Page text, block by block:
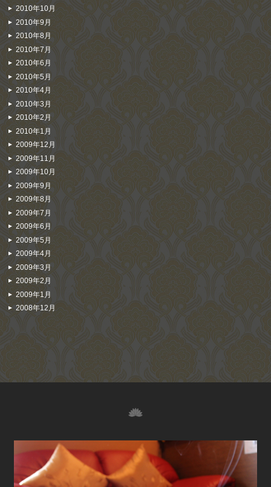
2010年10月
2010年9月
2010年8月
2010年7月
2010年6月
2010年5月
2010年4月
2010年3月
2010年2月
2010年1月
2009年12月
2009年11月
2009年10月
2009年9月
2009年8月
2009年7月
2009年6月
2009年5月
2009年4月
2009年3月
2009年2月
2009年1月
2008年12月